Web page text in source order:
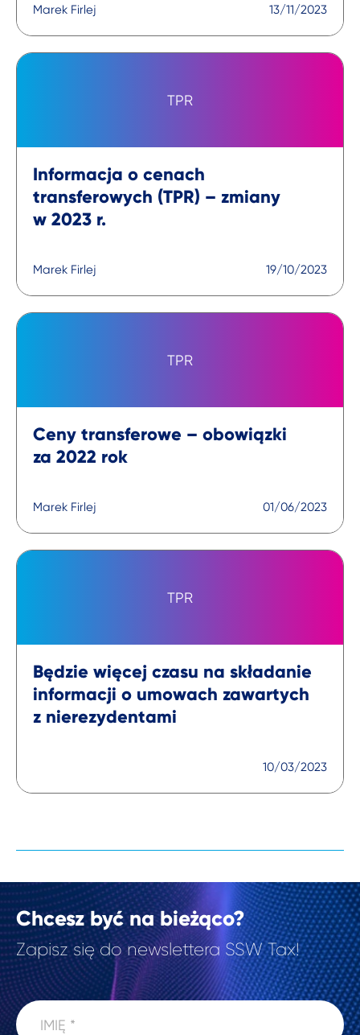
Marek Firlej 13/11/2023
TPR
Informacja o cenach
transferowych (TPR) – zmiany
w 2023 r.
Marek Firlej 19/10/2023
TPR
Ceny transferowe – obowiązki
za 2022 rok
Marek Firlej 01/06/2023
TPR
Będzie więcej czasu na składanie
informacji o umowach zawartych
z nierezydentami
10/03/2023
Chcesz być na bieżąco?
Zapisz się do newslettera SSW Tax!